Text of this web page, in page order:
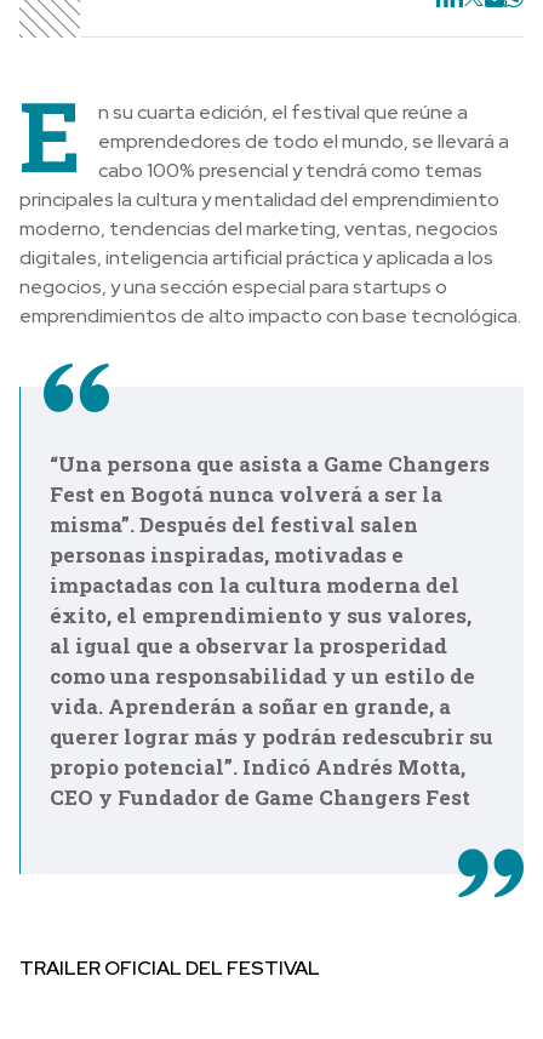
E
n su cuarta edición, el festival que reúne a
emprendedores de todo el mundo, se llevará a
cabo 100% presencial y tendrá como temas
principales la cultura y mentalidad del emprendimiento
moderno, tendencias del marketing, ventas, negocios
digitales, inteligencia artificial práctica y aplicada a los
negocios, y una sección especial para startups o
emprendimientos de alto impacto con base tecnológica.
“Una persona que asista a Game Changers
Fest en Bogotá nunca volverá a ser la
misma”. Después del festival salen
personas inspiradas, motivadas e
impactadas con la cultura moderna del
éxito, el emprendimiento y sus valores,
al igual que a observar la prosperidad
como una responsabilidad y un estilo de
vida. Aprenderán a soñar en grande, a
querer lograr más y podrán redescubrir su
propio potencial”. Indicó Andrés Motta,
CEO y Fundador de Game Changers Fest
TRAILER OFICIAL DEL FESTIVAL